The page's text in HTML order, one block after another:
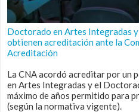
Doctorado en Artes Integradas
obtienen acreditación ante la
Acreditación
La CNA acordó acreditar por un
en Artes Integradas y el
máximo de años permitido para
(según la normativa vigente).